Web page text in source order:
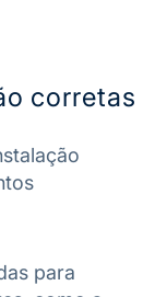
corretas
para